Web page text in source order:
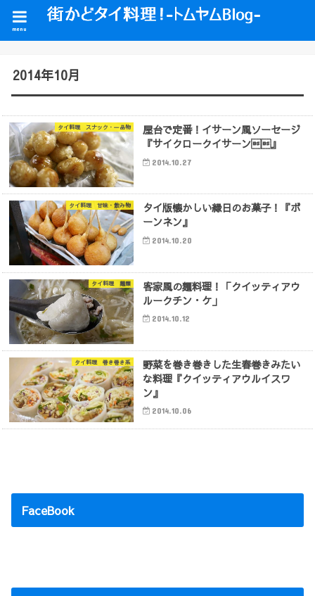
menu
2014年10月
タイ料理 スナック・一品物
屋台で定番！イサーン風ソーセージ
『サイクロークイサーン』
2014.10.27
タイ料理 甘味・飲み物
タイ版懐かしい縁日のお菓子！『ボ
ーンネン』
2014.10.20
タイ料理 麺類
客家風の麺料理！「クイッティアウ
ルークチン・ケ」
2014.10.12
タイ料理 巻き巻き系
野菜を巻き巻きした生春巻きみたい
な料理『クイッティアウルイスワ
ン』
2014.10.06
FaceBook